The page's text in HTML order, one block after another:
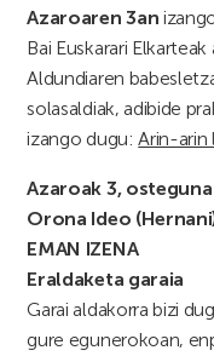
Azaroaren 3an
Bai Euskarari
Aldundiaren
solasaldiak, adibide
izango dugu:Arin-arin
Azaroak 3, osteguna
Orona Ideo
EMAN IZENA
Eraldaketa garaia
Garai aldakorra bizi
gure egunerokoan,